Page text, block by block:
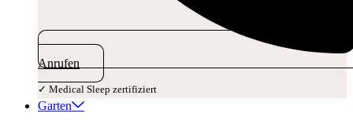
Anrufen
✓ Medical Sleep zertifiziert
Garten